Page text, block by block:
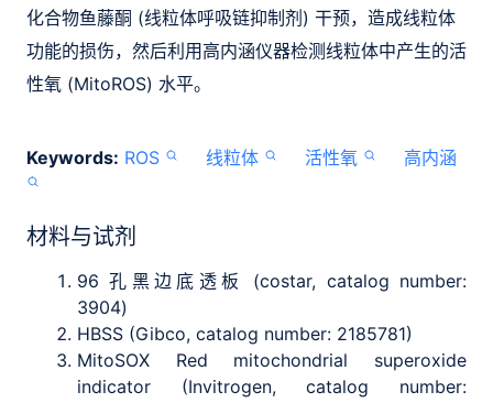
化合物鱼藤酮 (线粒体呼吸链抑制剂) 干预，造成线粒体
功能的损伤，然后利用高内涵仪器检测线粒体中产生的活
性氧 (MitoROS) 水平。
Keywords: ROS 线粒体 活性氧 高内涵
材料与试剂
96 孔黑边底透板 (costar, catalog number:
3904)
HBSS (Gibco, catalog number: 2185781)
MitoSOX Red mitochondrial superoxide
indicator (Invitrogen, catalog number: